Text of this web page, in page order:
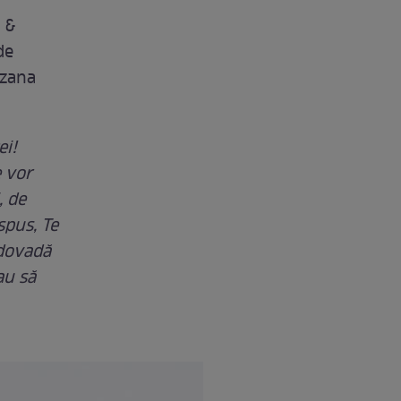
vor
de
Te
să